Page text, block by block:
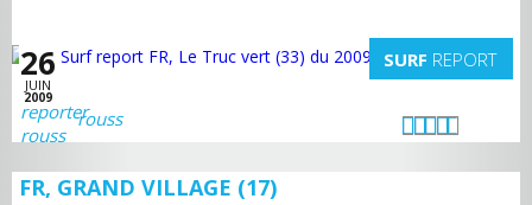
26
JUIN
2009
SURF REPORT
rouss
FR, GRAND VILLAGE (17)